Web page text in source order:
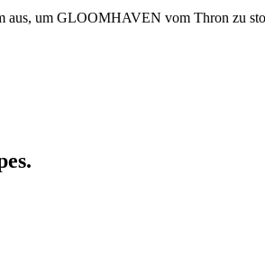
aus, um GLOOMHAVEN vom Thron zu